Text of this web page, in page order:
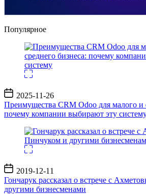
Популярное
Дата
записи
2025-11-26
Преимущества CRM Odoo для малого и
почему компании выбирают эту
Дата
записи
2019-12-11
Гончарук рассказал о встрече с
другими бизнесменами